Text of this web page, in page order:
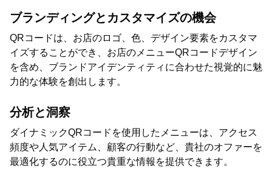
ブランディングとカスタマイズの機会
QRコードは、お店のロゴ、色、デザイン要素をカスタマ
イズすることができ、お店のメニューQRコードデザイン
を含め、ブランドアイデンティティに合わせた視覚的に魅
力的な体験を創出します。
分析と洞察
ダイナミックQRコードを使用したメニューは、アクセス
頻度や人気アイテム、顧客の行動など、貴社のオファーを
最適化するのに役立つ貴重な情報を提供できます。